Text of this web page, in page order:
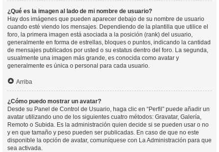
¿Qué es la imagen al lado de mi nombre de usuario?
Hay dos imágenes que pueden aparecer debajo de su nombre de usuario
cuando esté viendo los mensajes. Dependiendo de la plantilla que utilice el
foro, la primera imagen está asociada a la posición (rank) del usuario,
generalmente en forma de estrellas, bloques o puntos, indicando la cantidad
de mensajes publicados por usted o su estatus dentro del foro. La segunda,
usualmente una imagen más grande, es conocida como avatar y
generalmente es única o personal para cada usuario.
Arriba
¿Cómo puedo mostrar un avatar?
Desde su Panel de Control de Usuario, haga clic en “Perfil” puede añadir un
avatar utilizando uno de los siguientes cuatro métodos: Gravatar, Galería,
Remoto o Subida. Es la administración quien decide si se pueden usar o no
y en que tamaño y peso pueden ser publicadas. En caso de que no este
disponible la opción de avatar, comuníquese con La Administración para que
sea activada.